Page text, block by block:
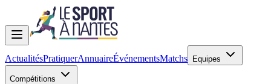
ActualitésPratiquerAnnuaireÉvénementsMatchs Equipes
Compétitions